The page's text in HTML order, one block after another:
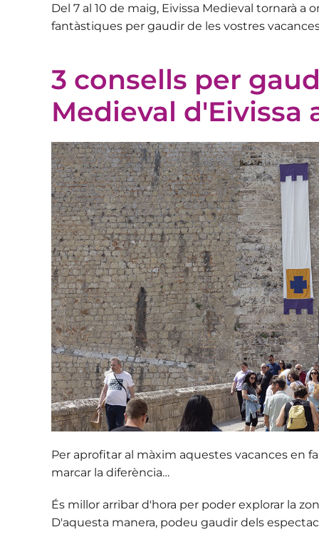
Del 7 al 10 de maig, Eivissa Medieval tornarà a
fantàstiques per gaudir de les vostres
3 consells per
Medieval d'Eivissa
Per aprofitar al màxim aquestes vacances en
marcar la diferència…
És millor arribar d'hora per poder explorar la
D'aquesta manera, podeu gaudir dels